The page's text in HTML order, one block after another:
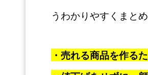
うわかりやすくまと
・売れる商品を作る